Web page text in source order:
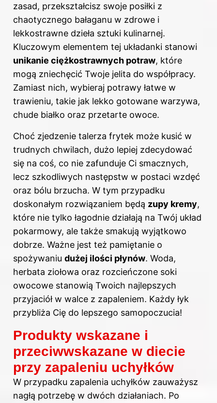
zasad, przekształcisz swoje posiłki z
chaotycznego bałaganu w zdrowe i
lekkostrawne dzieła sztuki kulinarnej.
Kluczowym elementem tej układanki stanowi
unikanie ciężkostrawnych potraw, które
mogą zniechęcić Twoje jelita do współpracy.
Zamiast nich, wybieraj potrawy łatwe w
trawieniu, takie jak lekko gotowane warzywa,
chude białko oraz przetarte owoce.
Choć zjedzenie talerza frytek może kusić w
trudnych chwilach, dużo lepiej zdecydować
się na coś, co nie zafunduje Ci smacznych,
lecz szkodliwych następstw w postaci wzdęć
oraz bólu brzucha. W tym przypadku
doskonałym rozwiązaniem będą zupy kremy,
które nie tylko łagodnie działają na Twój układ
pokarmowy, ale także smakują wyjątkowo
dobrze. Ważne jest też pamiętanie o
spożywaniu dużej ilości płynów. Woda,
herbata ziołowa oraz rozcieńczone soki
owocowe stanowią Twoich najlepszych
przyjaciół w walce z zapaleniem. Każdy łyk
przybliża Cię do lepszego samopoczucia!
Produkty wskazane i
przeciwwskazane w diecie
przy zapaleniu uchyłków
W przypadku zapalenia uchyłków zauważysz
nagłą potrzebę w dwóch działaniach. Po